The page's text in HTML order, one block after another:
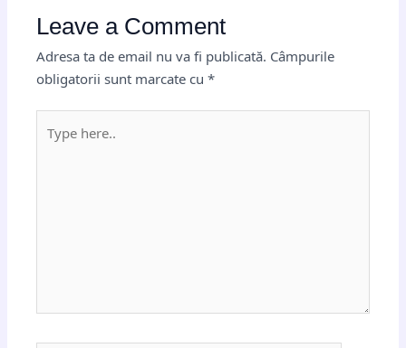
Leave a Comment
Adresa ta de email nu va fi publicată. Câmpurile
obligatorii sunt marcate cu*
here..